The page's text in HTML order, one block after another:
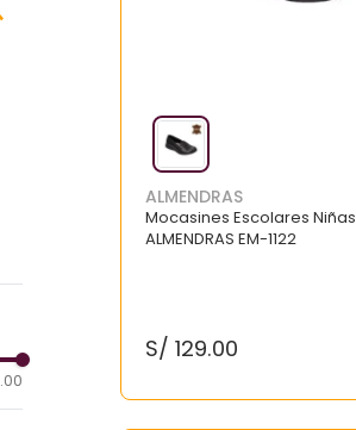
ALMENDRAS
Mocasines Escolares Niñas
ALMENDRAS EM-1122
S/ 129.00